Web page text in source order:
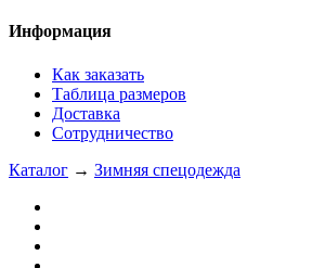
Информация
Как заказать
Таблица размеров
Доставка
Сотрудничество
Каталог → Зимняя спецодежда